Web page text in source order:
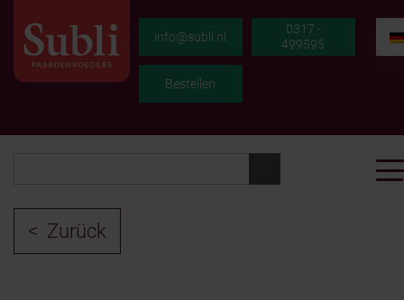
info@subli.nl
0317 -
499595
Bestellen
Zurück